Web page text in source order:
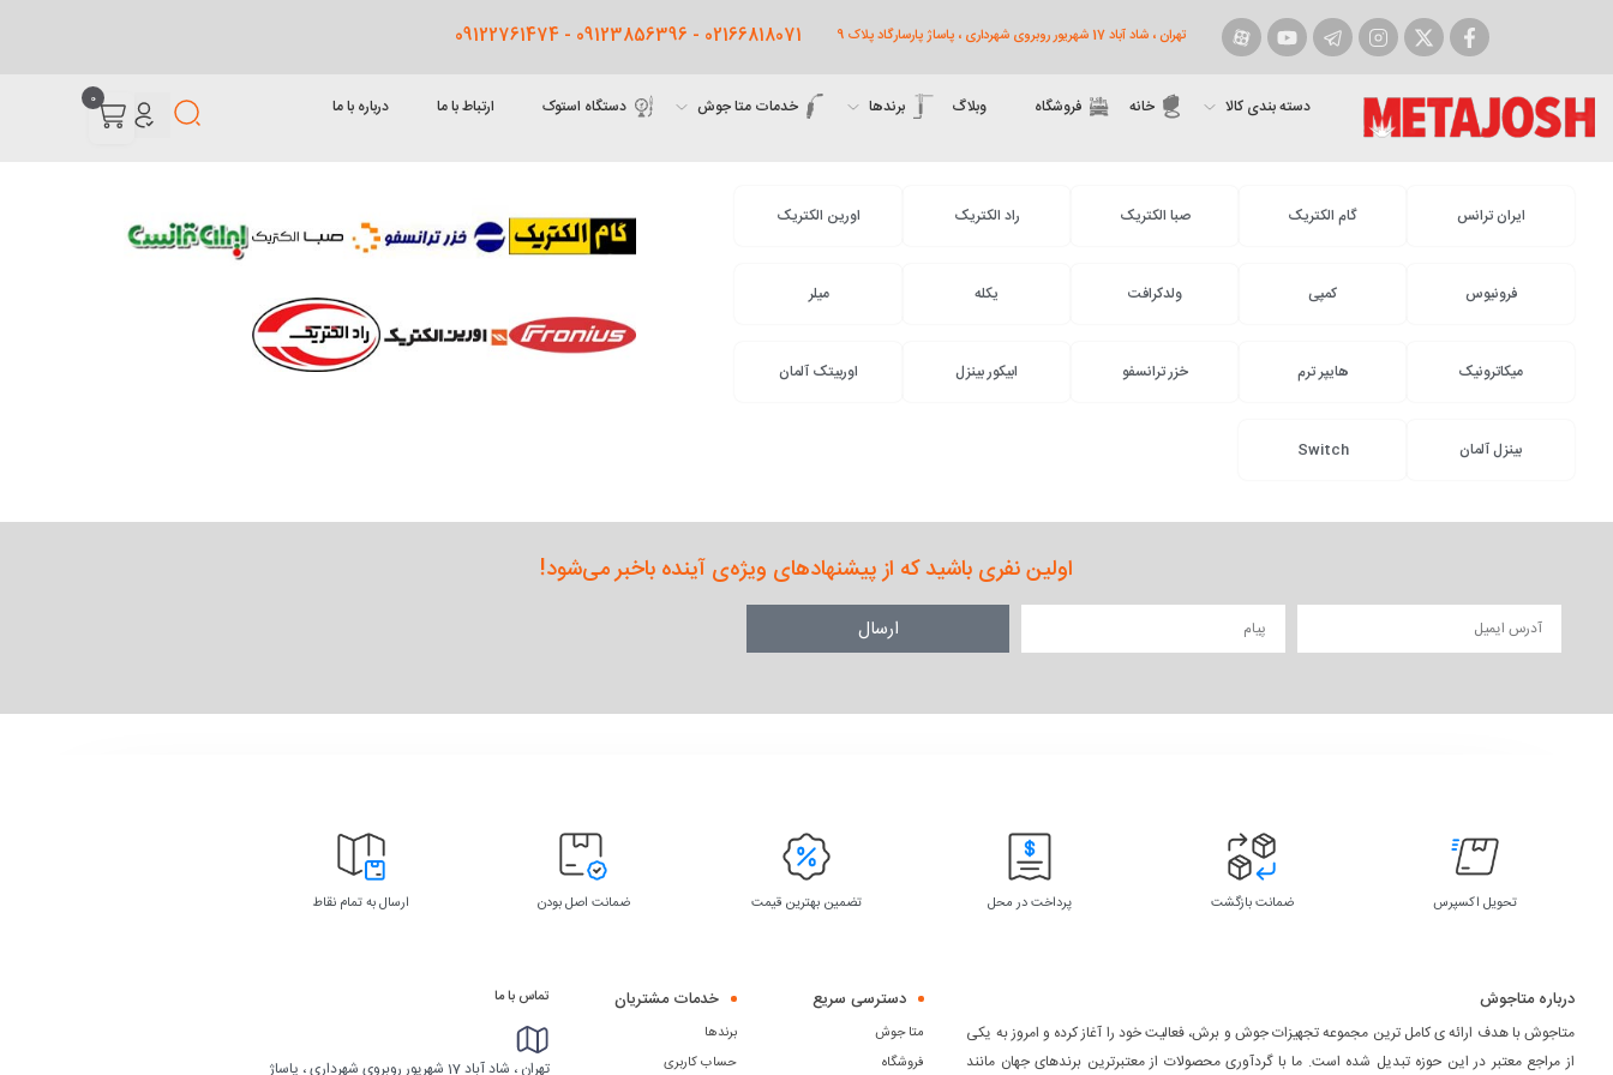
فیسبوک توییتر اینستاگرامتلگرام یوتیوب تهران ، شاد آباد 17 شهریور روبروی شهرداری ، پاساژ پارسارگاد پلاک 9 02166818071 - 09123856396 - 09122761474
دسته بندی کالا خانه فروشگاه وبلاگ برندها خدمات متا جوش دستگاه استوک ارتباط با ما درباره با ما 0
ایران ترانس گام الکتریک صبا الکتریک راد الکتریک اورین الکتریک
فرونیوس کمپی ولدکرافت یکله میلر
میکاترونیک هایپر ترم خزر ترانسفو ابیکور بینزل اوربیتک آلمان
بینزل آلمان Switch
اولین نفری باشید که از پیشنهادهای ویژه‌ی آینده باخبر می‌شود!
ارسال
تحویل اکسپرس ضمانت بازگشت پرداخت در محل تضمین بهترین قیمت ضمانت اصل بودن ارسال به تمام نقاط
درباره متاجوش
متاجوش با هدف ارائه ی کامل ترین مجموعه تجهیزات جوش و برش، فعالیت خود را آغاز کرده و امروز به یکی
از مراجع معتبر در این حوزه تبدیل شده است. ما با گردآوری محصولات از معتبرترین برندهای جهان مانند
دسترسی سریع
متا جوش
فروشگاه
خدمات مشتریان
برندها
حساب کاربری
تماس با ما
تهران ، شاد آباد 17 شهریور روبروی شهرداری ، پاساژ